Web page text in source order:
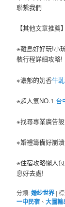
聯繫我們
【其他文章推薦】
※離島好好玩!小
裝行程詳細攻略!
※濃郁的奶香牛
※超人氣NO.1 台
※找尋專業廣告
※婚禮籌備好崩
※住宿攻略懶人
息好去處!
分類:婚紗世界 |
一中民宿 、大圖輸